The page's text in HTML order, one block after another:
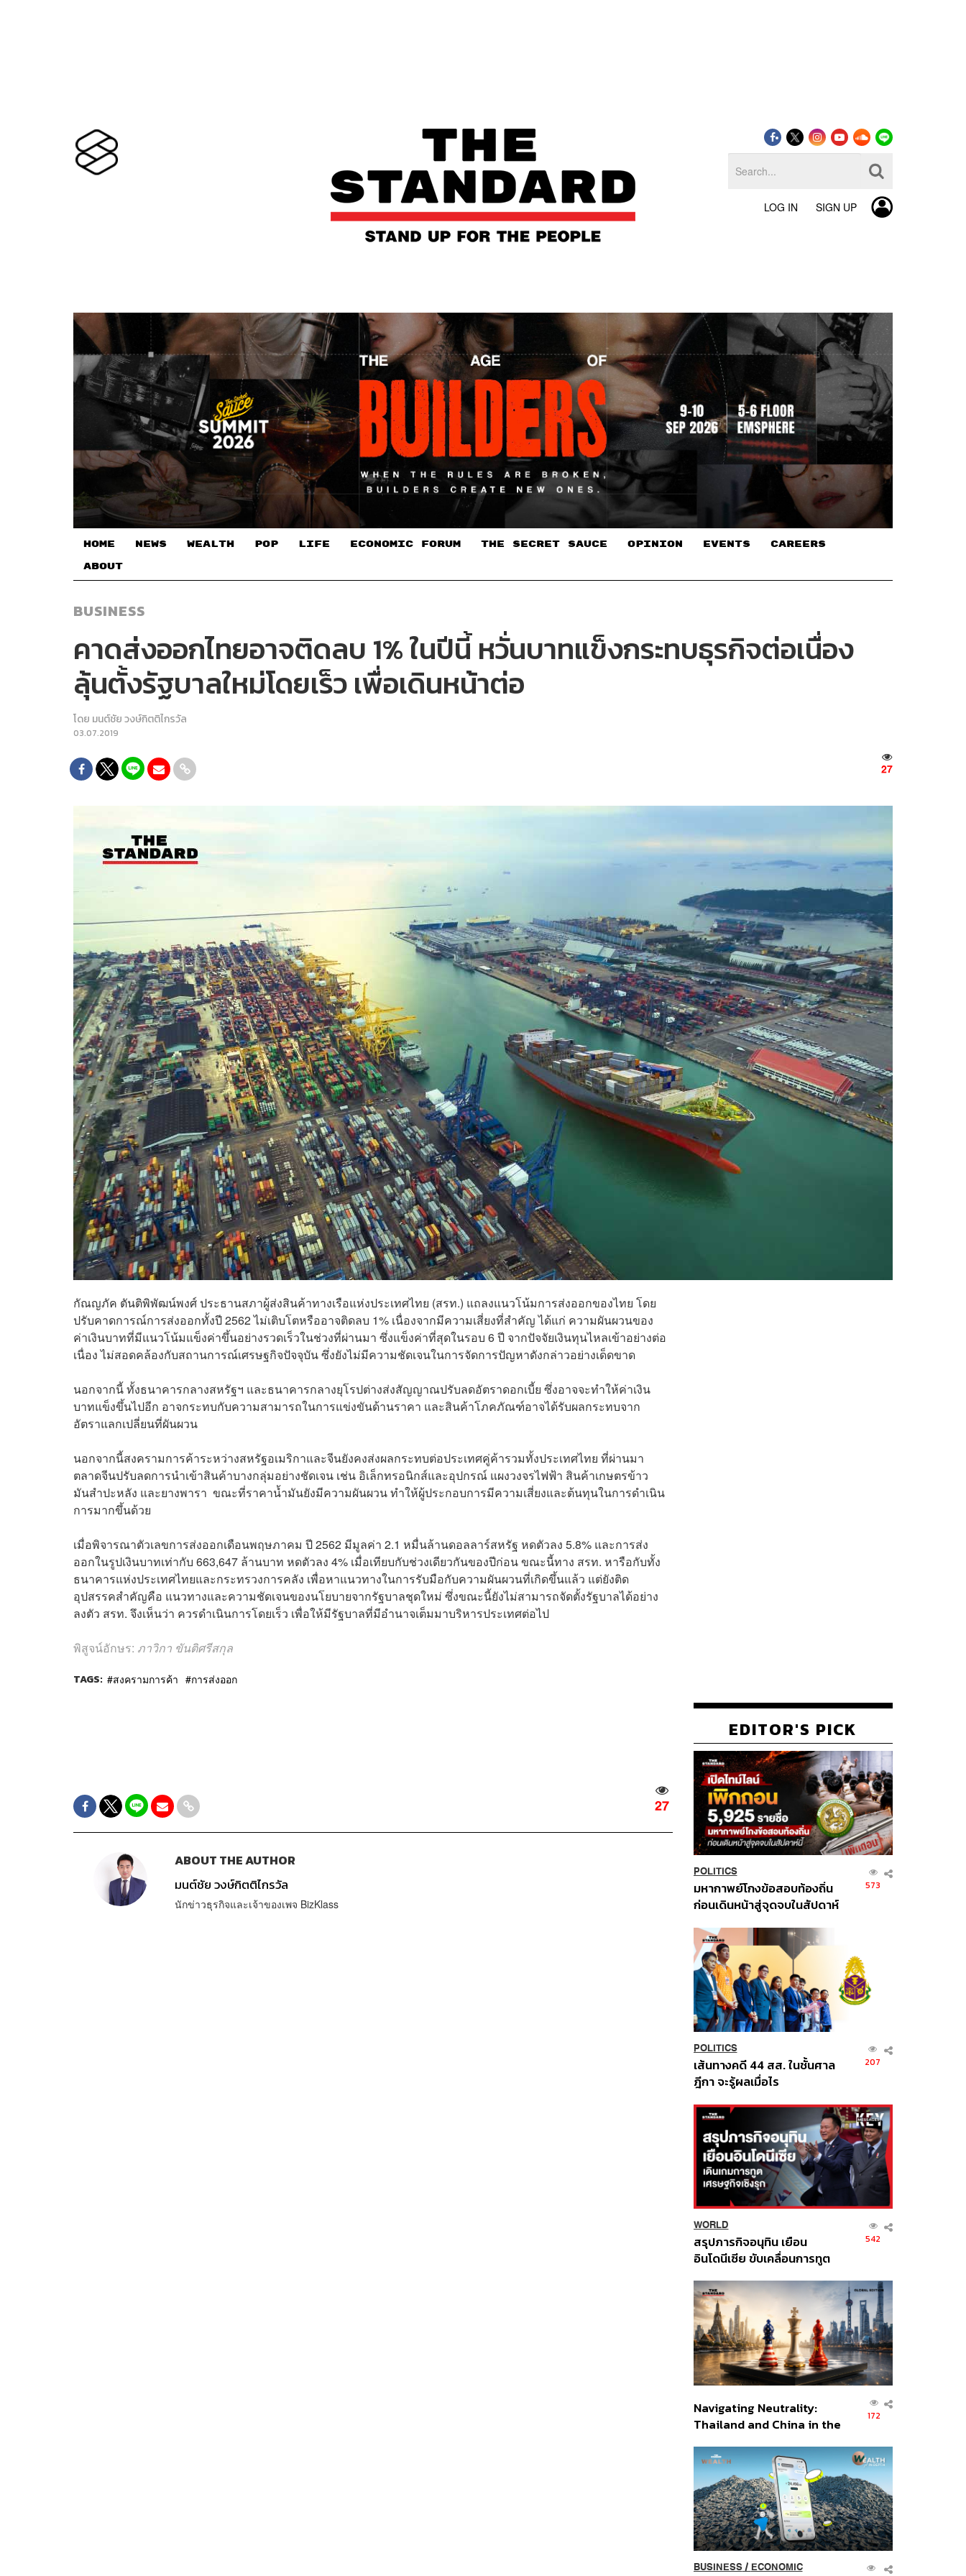
LOG IN SIGN UP
HOME NEWS WEALTH POP LIFE ECONOMIC FORUM THE SECRET SAUCE​ OPINION EVENTS CAREERS
ABOUT
BUSINESS
คาดส่งออกไทยอาจติดลบ 1% ในปีนี้ หวั่นบาทแข็งกระทบธุรกิจต่อเนื่อง
ลุ้นตั้งรัฐบาลใหม่โดยเร็ว เพื่อเดินหน้าต่อ
โดย มนต์ชัย วงษ์กิตติไกรวัล
03.07.2019
27
กัณญภัค ตันติพิพัฒน์พงศ์ ประธานสภาผู้ส่งสินค้าทางเรือแห่งประเทศไทย (สรท.) แถลงแนวโน้มการส่งออกของไทย โดย
ปรับคาดการณ์การส่งออกทั้งปี 2562 ไม่เติบโตหรืออาจติดลบ 1% เนื่องจากมีความเสี่ยงที่สำคัญ ได้แก่ ความผันผวนของ
ค่าเงินบาทที่มีแนวโน้มแข็งค่าขึ้นอย่างรวดเร็วในช่วงที่ผ่านมา ซึ่งแข็งค่าที่สุดในรอบ 6 ปี จากปัจจัยเงินทุนไหลเข้าอย่างต่อ
เนื่อง ไม่สอดคล้องกับสถานการณ์เศรษฐกิจปัจจุบัน ซึ่งยังไม่มีความชัดเจนในการจัดการปัญหาดังกล่าวอย่างเด็ดขาด
นอกจากนี้ ทั้งธนาคารกลางสหรัฐฯ และธนาคารกลางยุโรปต่างส่งสัญญาณปรับลดอัตราดอกเบี้ย ซึ่งอาจจะทำให้ค่าเงิน
บาทแข็งขึ้นไปอีก อาจกระทบกับความสามารถในการแข่งขันด้านราคา และสินค้าโภคภัณฑ์อาจได้รับผลกระทบจาก
อัตราแลกเปลี่ยนที่ผันผวน
นอกจากนี้สงครามการค้าระหว่างสหรัฐอเมริกาและจีนยังคงส่งผลกระทบต่อประเทศคู่ค้ารวมทั้งประเทศไทย ที่ผ่านมา
ตลาดจีนปรับลดการนำเข้าสินค้าบางกลุ่มอย่างชัดเจน เช่น อิเล็กทรอนิกส์และอุปกรณ์ แผงวงจรไฟฟ้า สินค้าเกษตรข้าว
มันสำปะหลัง และยางพารา ขณะที่ราคาน้ำมันยังมีความผันผวน ทำให้ผู้ประกอบการมีความเสี่ยงและต้นทุนในการดำเนิน
การมากขึ้นด้วย
เมื่อพิจารณาตัวเลขการส่งออกเดือนพฤษภาคม ปี 2562 มีมูลค่า 2.1 หมื่นล้านดอลลาร์สหรัฐ หดตัวลง 5.8% และการส่ง
ออกในรูปเงินบาทเท่ากับ 663,647 ล้านบาท หดตัวลง 4% เมื่อเทียบกับช่วงเดียวกันของปีก่อน ขณะนี้ทาง สรท. หารือกับทั้ง
ธนาคารแห่งประเทศไทยและกระทรวงการคลัง เพื่อหาแนวทางในการรับมือกับความผันผวนที่เกิดขึ้นแล้ว แต่ยังติด
อุปสรรคสำคัญคือ แนวทางและความชัดเจนของนโยบายจากรัฐบาลชุดใหม่ ซึ่งขณะนี้ยังไม่สามารถจัดตั้งรัฐบาลได้อย่าง
ลงตัว สรท. จึงเห็นว่า ควรดำเนินการโดยเร็ว เพื่อให้มีรัฐบาลที่มีอำนาจเต็มมาบริหารประเทศต่อไป
พิสูจน์อักษร: ภาวิกา ขันติศรีสกุล
TAGS: สงครามการค้า การส่งออก
27
ABOUT THE AUTHOR
มนต์ชัย วงษ์กิตติไกรวัล
นักข่าวธุรกิจและเจ้าของเพจ BizKlass
EDITOR'S PICK
POLITICS
มหากาพย์โกงข้อสอบท้องถิ่น
ก่อนเดินหน้าสู่จุดจบในสัปดาห์
573
POLITICS
เส้นทางคดี 44 สส. ในชั้นศาล
ฎีกา จะรู้ผลเมื่อไร
207
WORLD
สรุปภารกิจอนุทิน เยือน
อินโดนีเซีย ขับเคลื่อนการทูต
ส่วนยุทธศาสตร์ไทย –
อินโดนีเซีย
542
Navigating Neutrality:
Thailand and China in the
Order
172
BUSINESS/ ECONOMIC